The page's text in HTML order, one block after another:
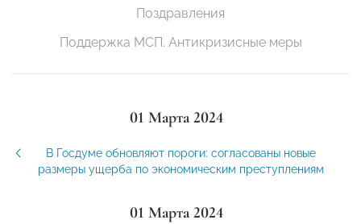
Поздравления
Поддержка МСП. Антикризисные меры
01 Марта 2024
В Госдуме обновляют пороги: согласованы новые
размеры ущерба по экономическим преступлениям
01 Марта 2024